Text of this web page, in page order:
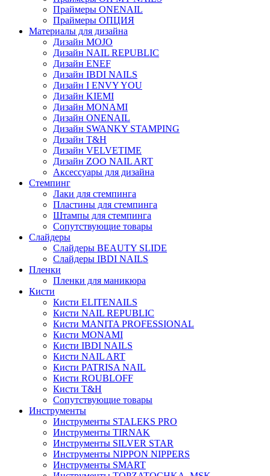
Праймеры ONENAIL
Праймеры ОПЦИЯ
Материалы для дизайна
Дизайн MOJO
Дизайн NAIL REPUBLIC
Дизайн ENEF
Дизайн IBDI NAILS
Дизайн I ENVY YOU
Дизайн KIEMI
Дизайн MONAMI
Дизайн ONENAIL
Дизайн SWANKY STAMPING
Дизайн T&H
Дизайн VELVETIME
Дизайн ZOO NAIL ART
Аксессуары для дизайна
Стемпинг
Лаки для стемпинга
Пластины для стемпинга
Штампы для стемпинга
Сопутствующие товары
Слайдеры
Слайдеры BEAUTY SLIDE
Слайдеры IBDI NAILS
Пленки
Пленки для маникюра
Кисти
Кисти ELITENAILS
Кисти NAIL REPUBLIC
Кисти MANITA PROFESSIONAL
Кисти MONAMI
Кисти IBDI NAILS
Кисти NAIL ART
Кисти PATRISA NAIL
Кисти ROUBLOFF
Кисти T&H
Сопутствующие товары
Инструменты
Инструменты STALEKS PRO
Инструменты TIRNAK
Инструменты SILVER STAR
Инструменты NIPPON NIPPERS
Инструменты SMART